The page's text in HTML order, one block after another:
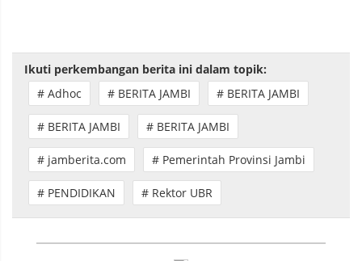
Ikuti perkembangan berita ini dalam topik:
# Adhoc
# BERITA JAMBI # BERITA JAMBI
# BERITA JAMBI # BERITA JAMBI
# jamberita.com # Pemerintah Provinsi Jambi
# PENDIDIKAN # Rektor UBR